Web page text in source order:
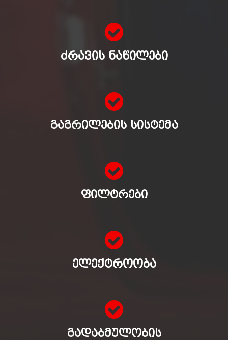
ᲫᲠᲐᲕᲘᲡ ᲜᲐᲬᲘᲚᲔᲑᲘ
ᲒᲐᲒᲠᲘᲚᲔᲑᲘᲡ ᲡᲘᲡᲢᲔᲛᲐ
ᲤᲘᲚᲢᲠᲔᲑᲘ
ᲔᲚᲔᲥᲢᲠᲝᲝᲑᲐ
ᲒᲐᲓᲐᲑᲛᲣᲚᲝᲑᲘᲡ